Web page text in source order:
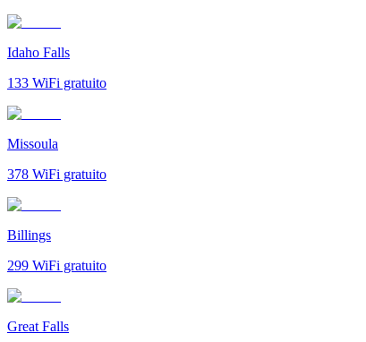
Idaho Falls
133 WiFi gratuito
Missoula
378 WiFi gratuito
Billings
299 WiFi gratuito
Great Falls